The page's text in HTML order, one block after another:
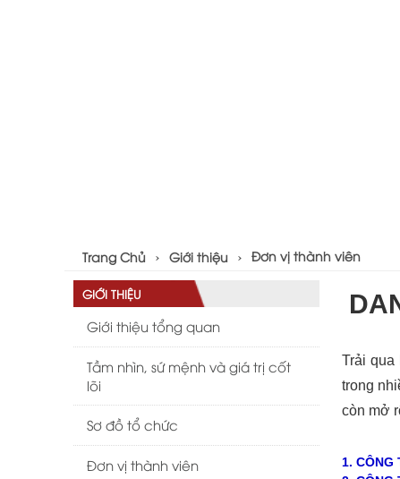
Trang Chủ Giới thiệu Đơn vị thành viên
GIỚI THIỆU
Giới thiệu tổng quan
Tầm nhìn, sứ mệnh và giá trị cốt
lõi
Sơ đồ tổ chức
Đơn vị thành viên
Trải qua
trong
còn mở
1. CÔNG